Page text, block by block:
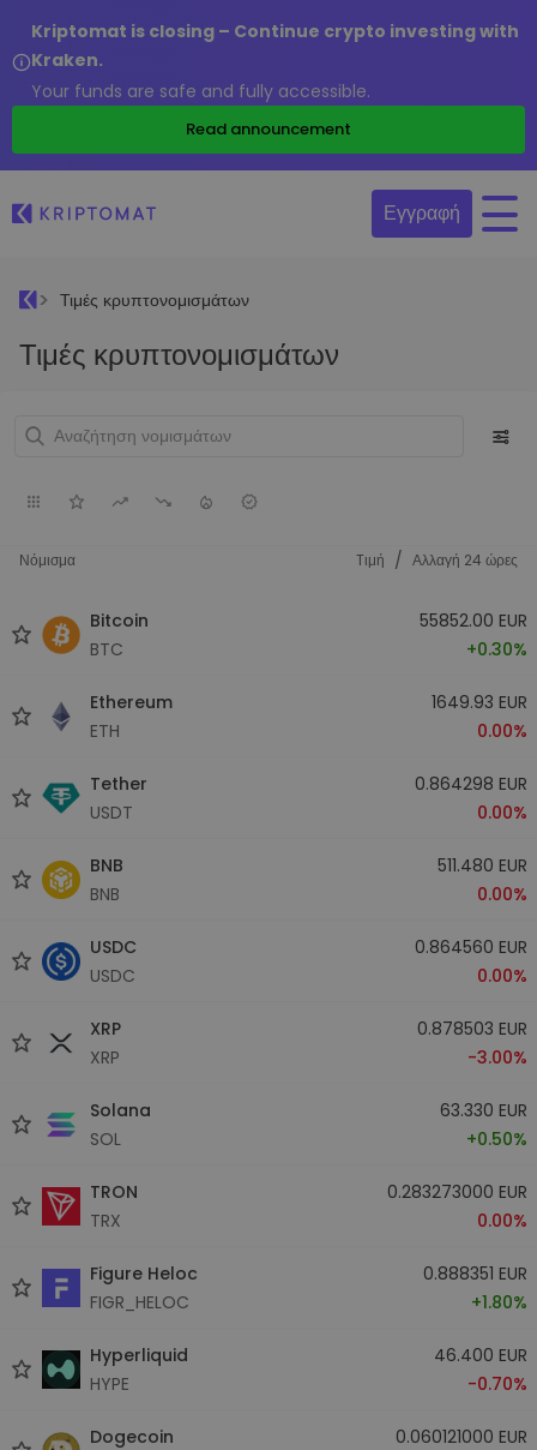
Kriptomat is closing – Continue crypto investing with
Kraken.
Your funds are safe and fully accessible.
Read announcement
Εγγραφή
Τιμές κρυπτονομισμάτων
Τιμές κρυπτονομισμάτων
Νόμισμα Tιμή / Αλλαγή 24 ώρες
Bitcoin
BTC
55852.00 EUR
+0.30%
Ethereum
ETH
1649.93 EUR
0.00%
Tether
USDT
0.864298 EUR
0.00%
BNB
BNB
511.480 EUR
0.00%
USDC
USDC
0.864560 EUR
0.00%
XRP
XRP
0.878503 EUR
-3.00%
Solana
SOL
63.330 EUR
+0.50%
TRON
TRX
0.283273000 EUR
0.00%
Figure Heloc
FIGR_HELOC
0.888351 EUR
+1.80%
Hyperliquid
HYPE
46.400 EUR
-0.70%
Dogecoin
0.060121000 EUR